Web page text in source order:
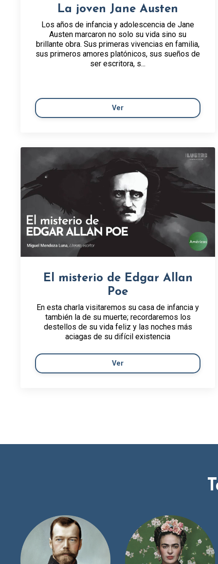
La joven Jane Austen
Los años de infancia y adolescencia de Jane
Austen marcaron no solo su vida sino su
brillante obra. Sus primeras vivencias en familia,
sus primeros amores platónicos, sus sueños de
ser escritora, s...
Ver
El misterio de Edgar Allan
Poe
En esta charla visitaremos su casa de infancia y
también la de su muerte; recordaremos los
destellos de su vida feliz y las noches más
aciagas de su difícil existencia
Ver